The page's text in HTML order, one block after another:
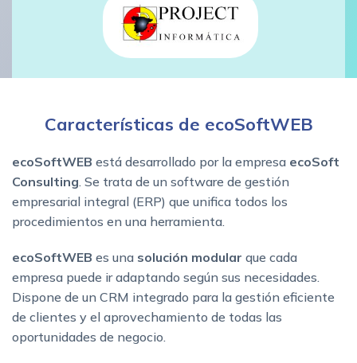
Características de ecoSoftWEB
ecoSoftWEB está desarrollado por la empresa ecoSoft
Consulting . Se trata de un software de gestión
empresarial integral (ERP) que unifica todos los
procedimientos en una herramienta.
ecoSoftWEB es una solución modular que cada
empresa puede ir adaptando según sus necesidades.
Dispone de un CRM integrado para la gestión eficiente
de clientes y el aprovechamiento de todas las
oportunidades de negocio.